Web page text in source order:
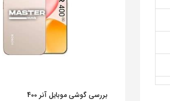
بررسی گوشی موبایل آنر 400